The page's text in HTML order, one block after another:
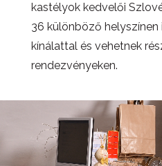
kastélyok kedvelői
36 különböző helyszínen
kínálattal és vehetnek
rendezvényeken.